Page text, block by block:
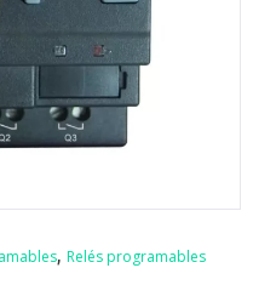
, Relés programables